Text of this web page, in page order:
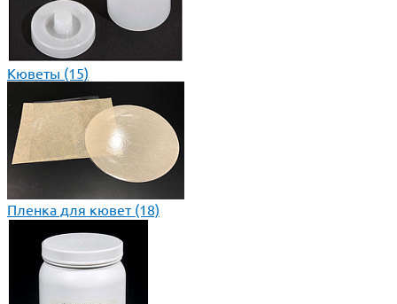
Кюветы (15)
Пленка для кювет (18)